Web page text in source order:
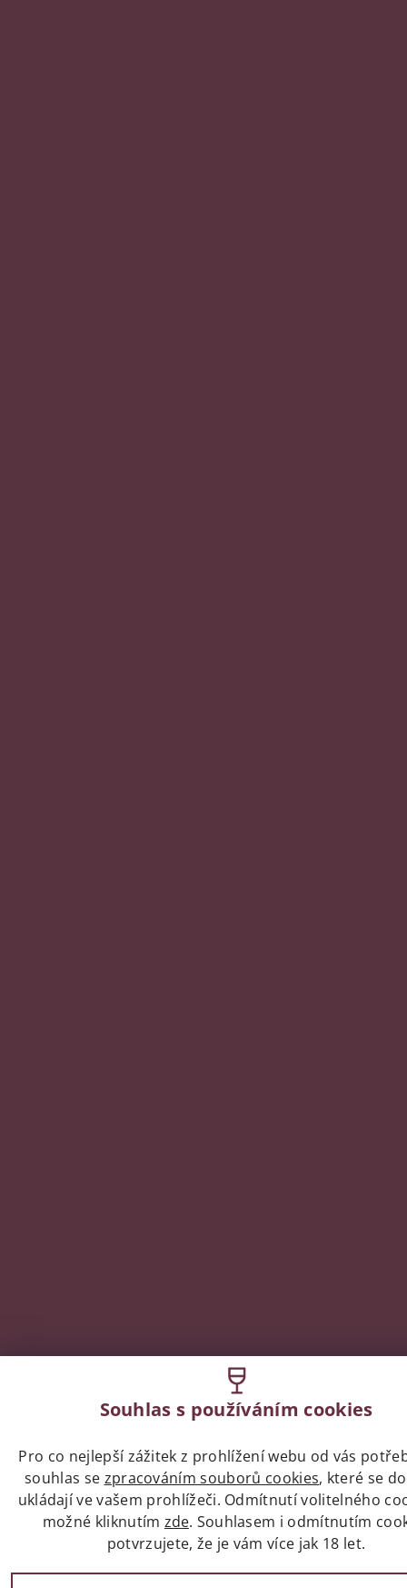
Souhlas s používáním cookies
Pro co nejlepší zážitek z prohlížení webu od vás
souhlas se zpracováním souborů cookies, které se
ukládají ve vašem prohlížeči. Odmítnutí volitelného
možné kliknutím zde. Souhlasem i odmítnutím
potvrzujete, že je vám více jak 18 let.